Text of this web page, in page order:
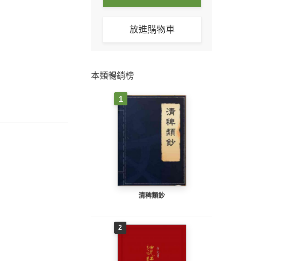
放進購物車
本類暢銷榜
1
清稗類鈔
2